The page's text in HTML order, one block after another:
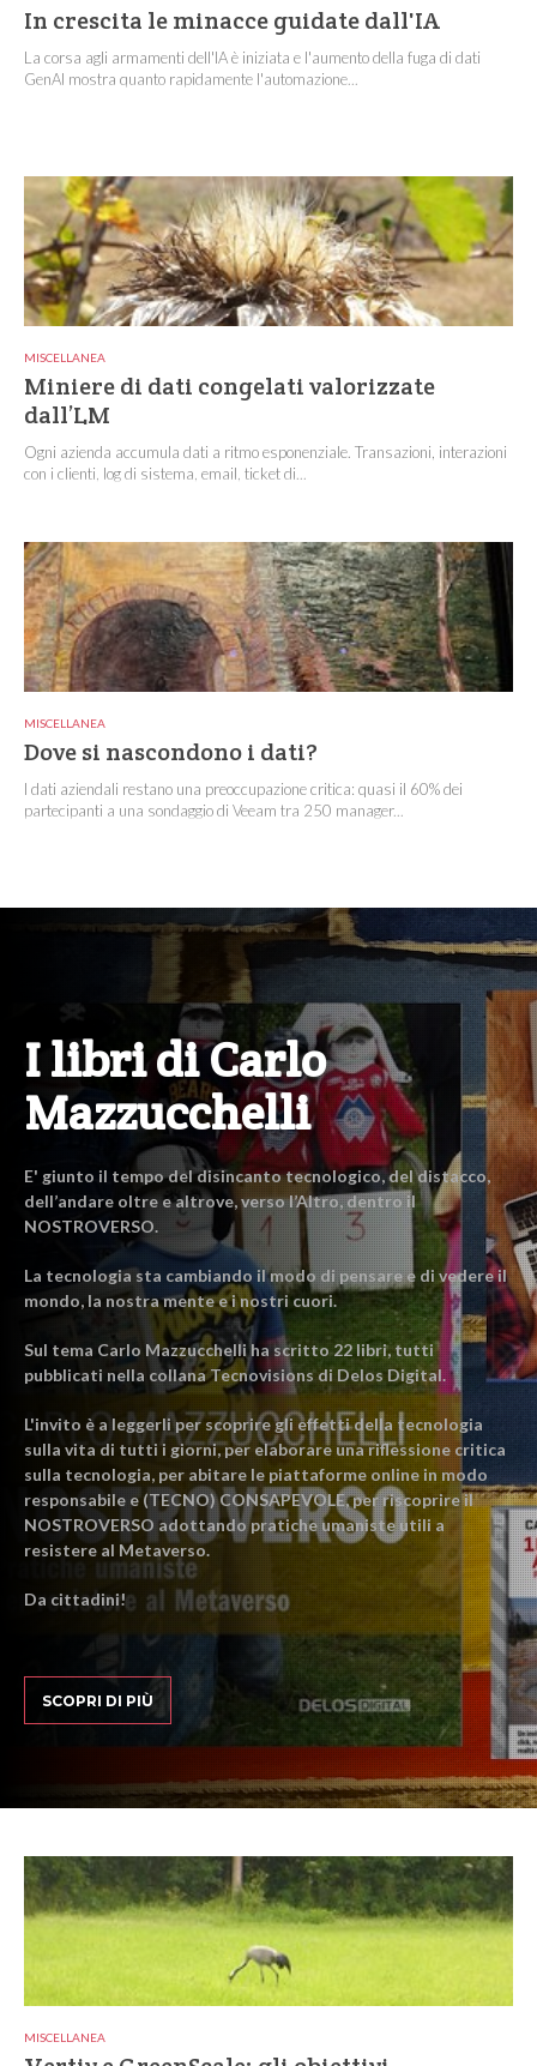
In crescita le minacce guidate dall'IA
La corsa agli armamenti dell'IA è iniziata e l'aumento della fuga di dati
GenAI mostra quanto rapidamente l'automazione...
MISCELLANEA
Miniere di dati congelati valorizzate
dall’LM
Ogni azienda accumula dati a ritmo esponenziale. Transazioni, interazioni
con i clienti, log di sistema, email, ticket di...
MISCELLANEA
Dove si nascondono i dati?
I dati aziendali restano una preoccupazione critica: quasi il 60% dei
partecipanti a una sondaggio di Veeam tra 250 manager...
I libri di Carlo
Mazzucchelli
E' giunto il tempo del disincanto tecnologico, del distacco,
dell’andare oltre e altrove, verso l’Altro, dentro il
NOSTROVERSO.
La tecnologia sta cambiando il modo di pensare e di vedere il
mondo, la nostra mente e i nostri cuori.
Sul tema Carlo Mazzucchelli ha scritto 22 libri, tutti
pubblicati nella collana Tecnovisions di Delos Digital.
L'invito è a leggerli per scoprire gli effetti della tecnologia
sulla vita di tutti i giorni, per elaborare una riflessione critica
sulla tecnologia, per abitare le piattaforme online in modo
responsabile e (TECNO) CONSAPEVOLE, per riscoprire il
NOSTROVERSO adottando pratiche umaniste utili a
resistere al Metaverso.
Da cittadini!
SCOPRI DI PIÙ
MISCELLANEA